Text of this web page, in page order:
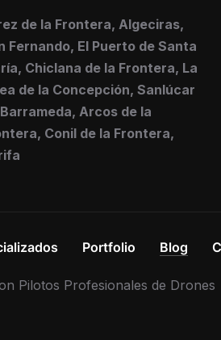
de la Frontera, Algeciras,
Fernando, El Puerto de Santa
Chiclana de la Frontera, La
de la Concepción, Sanlúcar
Arcos de la
Conil de la Frontera,
Portfolio Blog
Pilotos Profesionales de Drones